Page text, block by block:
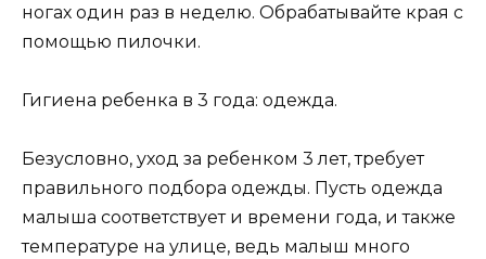
ногах один раз в неделю. Обрабатывайте края с
помощью пилочки.
Гигиена ребенка в 3 года: одежда.
Безусловно, уход за ребенком 3 лет, требует
правильного подбора одежды. Пусть одежда
малыша соответствует и времени года, и также
температуре на улице, ведь малыш много